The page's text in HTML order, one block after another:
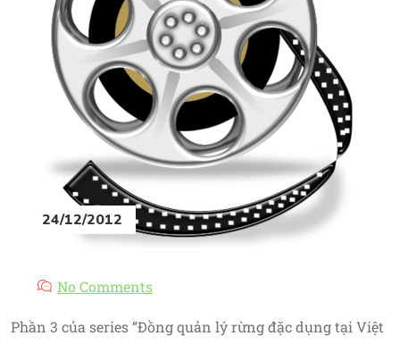
24/12/2012
No Comments
Phần 3 của series “Đồng quản lý rừng đặc dụng tại Việt